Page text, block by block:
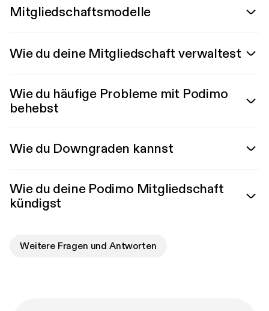
Mitgliedschaftsmodelle
Wie du deine Mitgliedschaft verwaltest
Wie du häufige Probleme mit Podimo
behebst
Wie du Downgraden kannst
Wie du deine Podimo Mitgliedschaft
kündigst
Weitere Fragen und Antworten